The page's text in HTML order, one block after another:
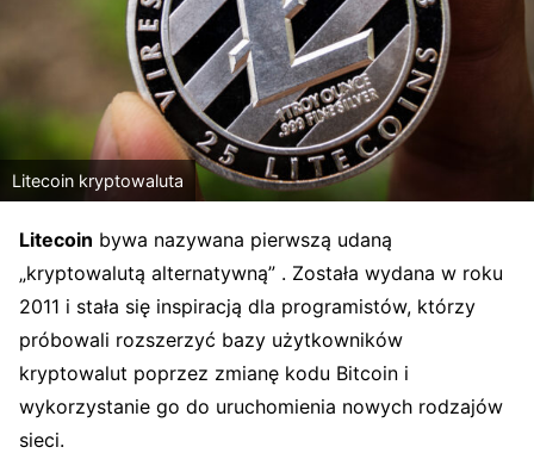
Litecoin kryptowaluta
Litecoin bywa nazywana pierwszą udaną
„kryptowalutą alternatywną” . Została wydana w roku
2011 i stała się inspiracją dla programistów, którzy
próbowali rozszerzyć bazy użytkowników
kryptowalut poprzez zmianę kodu Bitcoin i
wykorzystanie go do uruchomienia nowych rodzajów
sieci.